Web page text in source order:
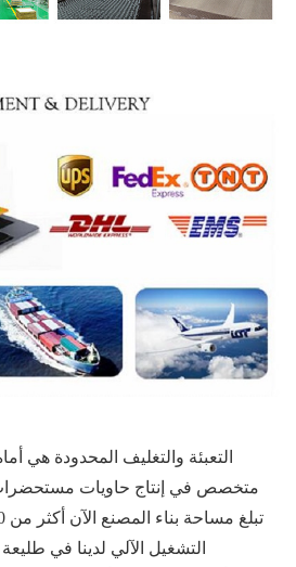
قوانغتشو Panyue التعبئة والتغليف المحدودة هي
التشغيل الآلي لدينا في